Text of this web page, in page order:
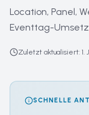
Location, Panel,
Eventtag-
Zuletzt aktualisiert: 1.
SCHNELLE